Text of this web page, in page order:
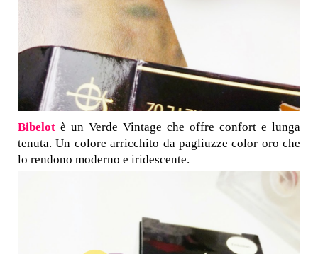
Bibelot è un Verde Vintage che offre confort e lunga
tenuta. Un colore arricchito da pagliuzze color oro che
lo rendono moderno e iridescente.